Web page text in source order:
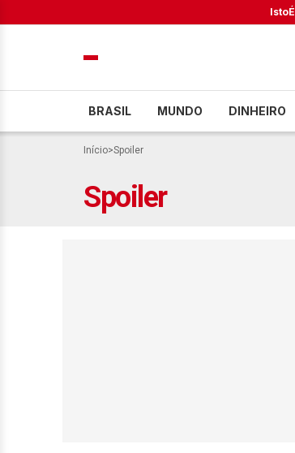
IstoÉ
BRASIL MUNDO DINHEIRO
Início>Spoiler
Spoiler